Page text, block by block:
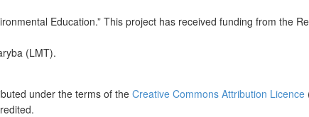
Education.” This project has received funding from the
(LMT).
under the terms of theCreative Commons Attribution Licence